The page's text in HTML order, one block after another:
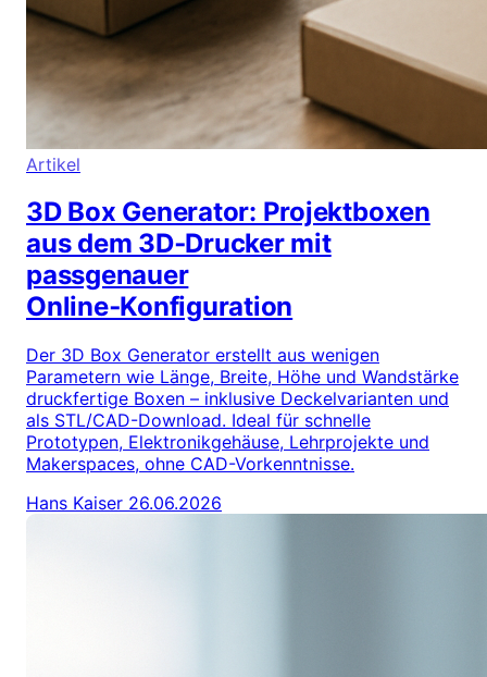
Artikel
3D Box Generator: Projektboxen
aus dem 3D‑Drucker mit
passgenauer
Online‑Konfiguration
Der 3D Box Generator erstellt aus wenigen
Parametern wie Länge, Breite, Höhe und Wandstärke
druckfertige Boxen – inklusive Deckelvarianten und
als STL/CAD-Download. Ideal für schnelle
Prototypen, Elektronikgehäuse, Lehrprojekte und
Makerspaces, ohne CAD-Vorkenntnisse.
Hans Kaiser 26.06.2026